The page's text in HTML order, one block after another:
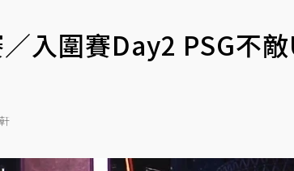
入圍賽Day2 PSG不